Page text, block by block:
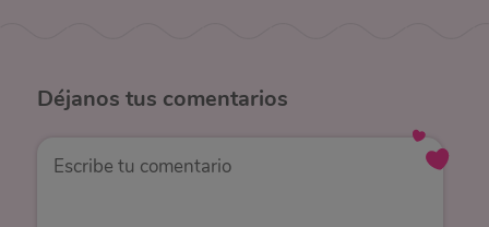
Déjanos tus comentarios